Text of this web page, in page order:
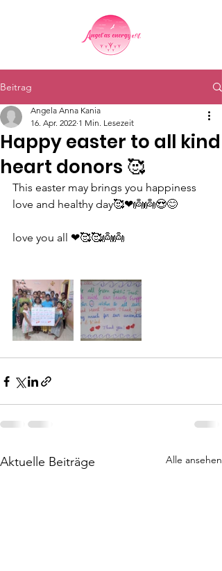
Beitrag
Happy easter to all kind
heart donors 🥰
Angela Anna Kania
16. Apr. 2022 1 Min. Lesezeit
This easter may brings you happiness
love and healthy day🥰❤👼👼😍😊
love you all ❤🥰🥰👼👼
Aktuelle Beiträge Alle ansehen